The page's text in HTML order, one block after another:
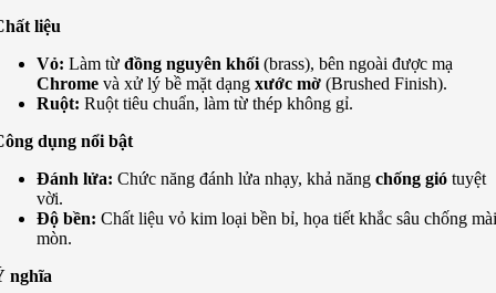
liệu
Vỏ: Làm từ đồng nguyên khối (brass), bên ngoài được mạ
Chrome và xử lý bề mặt dạng xước mờ (Brushed Finish).
Ruột: Ruột tiêu chuẩn, làm từ thép không gỉ.
dụng nổi bật
Đánh lửa: Chức năng đánh lửa nhạy, khả năng chống gió tuyệt
vời.
Độ bền: Chất liệu vỏ kim loại bền bỉ, họa tiết khắc sâu chống mài
mòn.
nghĩa